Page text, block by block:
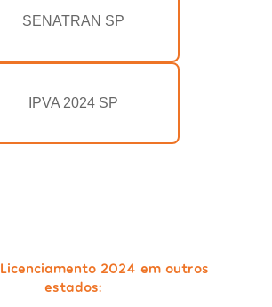
SENATRAN SP
IPVA 2024 SP
2024 em outros
estados: